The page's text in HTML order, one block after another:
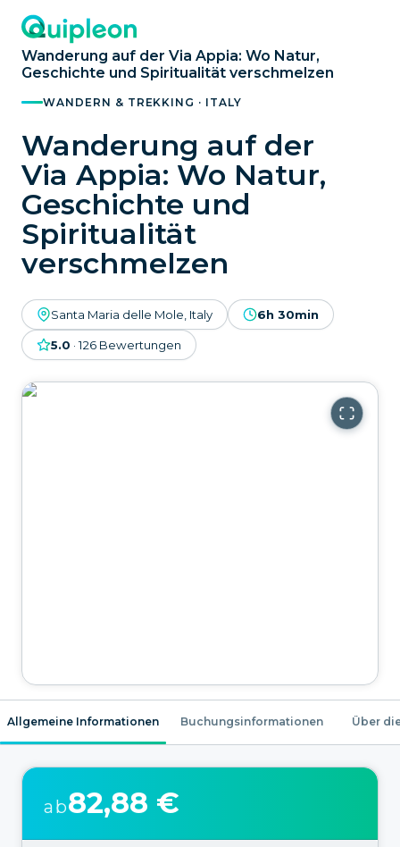
Wanderung auf der Via Appia: Wo Natur,
Geschichte und Spiritualität verschmelzen
WANDERN & TREKKING · ITALY
Wanderung auf der
Via Appia: Wo Natur,
Geschichte und
Spiritualität
verschmelzen
Santa Maria delle Mole, Italy 6h 30min
5.0 ·126 Bewertungen
Allgemeine Informationen Buchungsinformationen Über
ab82,88 €